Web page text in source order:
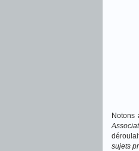
Notons
sujets